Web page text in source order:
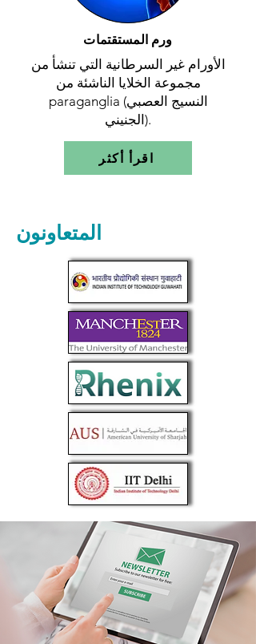
ورم المستقتمات
الأورام غير السرطانية التي تنشأ من
مجموعة الخلايا الناشئة من
paraganglia (النسيج العصبي
الجنيني).
اقرأ أكثر
المتعاونون